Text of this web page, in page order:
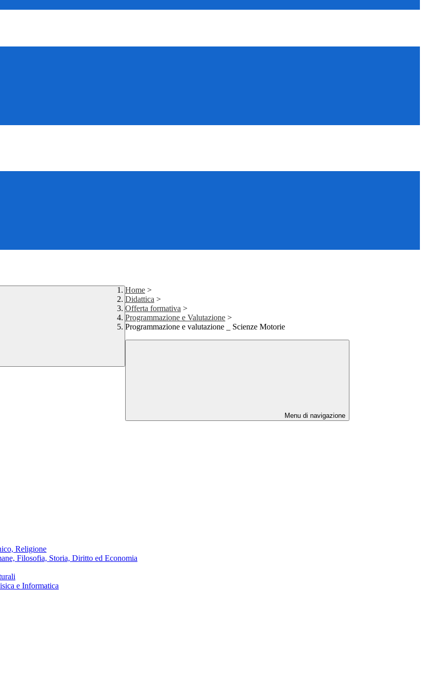
Home >
Didattica >
Offerta formativa >
Programmazione e Valutazione >
Programmazione e valutazione _ Scienze Motorie
Menu di navigazione
Religione
Filosofia, Storia, Diritto ed Economia
e Informatica